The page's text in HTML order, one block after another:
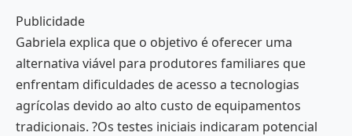
Publicidade
Gabriela explica que o objetivo é oferecer uma
alternativa viável para produtores familiares que
enfrentam dificuldades de acesso a tecnologias
agrícolas devido ao alto custo de equipamentos
tradicionais. ?Os testes iniciais indicaram potencial